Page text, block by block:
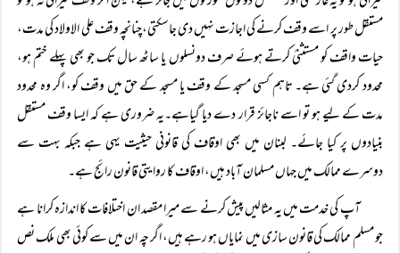
مستقل طور پر اسے وقف کرنے کی اجازت نہیں دی جاسکتی،چنانچہ وقف علی الاولاد کی مدت،
حیات واقف کو مستثنیٰ کرتے ہوئے صرف دونسلوں یا ساٹھ سال تک جو بھی پہلے ختم ہو،
محدود کردی گئی ہے۔ تاہم کسی مسجد کے وقف یا مسجد کے حق میں وقف کو، اگر وہ محدود
مدت کے لیے ہو تو اسے ناجائز قرار دے دیا گیاہے۔یہ ضروری ہے کہ ایسا وقف مستقل
بنیادوں پر کیا جائے۔ لبنان میں بھی اوقاف کی قانونی حیثیت یہی ہے جبکہ بہت سے
دوسرے ممالک میں جہاں مسلمان آباد ہیں، اوقاف کا روایتی قانون رائج ہے۔
آپ کی خدمت میں یہ مثالیں پیش کرنے سے میرا مقصد ان اختلافات کا اندازہ کرانا ہے
جو مسلم ممالک کی قانون سازی میں نمایاں ہو رہے ہیں، اگر چہ ان میں سے کوئی بھی ملک نص